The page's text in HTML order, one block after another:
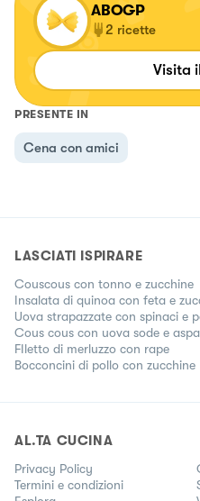
ABOGP
2 ricette
Visita
PRESENTE IN
Cena con amici
LASCIATI ISPIRARE
Couscous con tonno e zucchine
Insalata di quinoa con feta e
Uova strapazzate con spinaci e
Cous cous con uova sode e
FIletto di merluzzo con rape
Bocconcini di pollo con zucchine
AL.TA CUCINA
Privacy Policy
Termini e condizioni